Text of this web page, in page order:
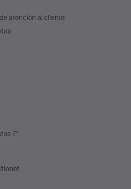
atención al cliente